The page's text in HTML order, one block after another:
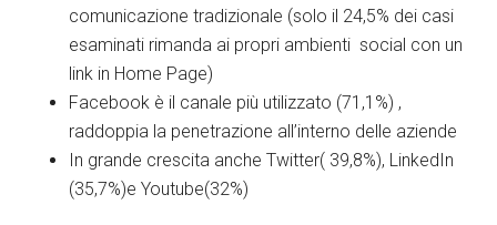
comunicazione tradizionale (solo il 24,5% dei casi
esaminati rimanda ai propri ambienti social con un
link in Home Page)
Facebook è il canale più utilizzato (71,1%) ,
raddoppia la penetrazione all’interno delle aziende
In grande crescita anche Twitter( 39,8%), LinkedIn
(35,7%)e Youtube(32%)